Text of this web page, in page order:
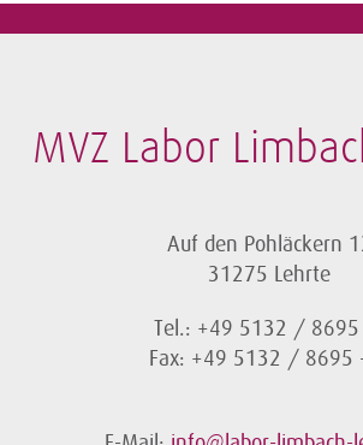
MVZ Labor
Auf den Pohläckern
31275 Lehrte
Tel.: +49 5132 / 8695
Fax: +49 5132 / 8695